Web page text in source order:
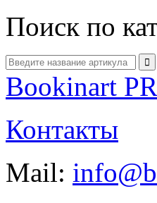
Поиск по
Bookinart
Контакты
Mail: